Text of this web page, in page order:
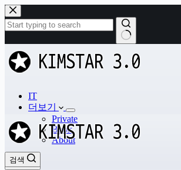
본
문
으
로
건
너
과
없
IT
더보기
Private
Book
About
검색
검색